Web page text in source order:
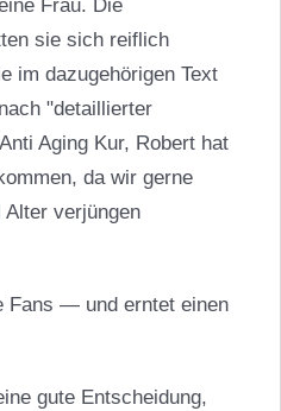
Frau. Die
sie sich reiflich
im dazugehörigen Text
"detaillierter
Aging Kur, Robert hat
da wir gerne
verjüngen
Fans — und erntet einen
gute Entscheidung,